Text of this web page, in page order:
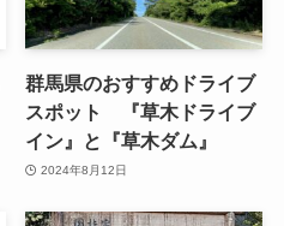
群馬県のおすすめドライブ
スポット 『草木ドライブ
イン』と『草木ダム』
2024年8月12日